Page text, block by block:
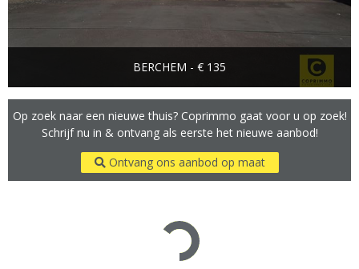
BERCHEM - € 135
Op zoek naar een nieuwe thuis? Coprimmo gaat voor u op zoek!
Schrijf nu in & ontvang als eerste het nieuwe aanbod!
Ontvang ons aanbod op maat